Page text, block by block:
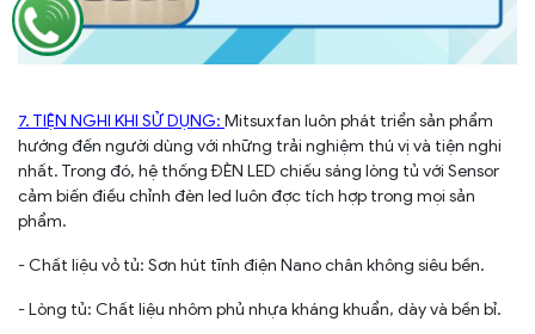
7. TIỆN NGHI KHI SỬ DỤNG: Mitsuxfan luôn phát triển sản phẩm
hướng đến người dùng với những trải nghiệm thú vị và tiện nghi
nhất. Trong đó, hệ thống ĐÈN LED chiếu sáng lòng tủ với Sensor
cảm biến điều chỉnh đèn led luôn đợc tích hợp trong mọi sản
phẩm.
- Chất liệu vỏ tủ: Sơn hút tĩnh điện Nano chân không siêu bền.
- Lòng tủ: Chất liệu nhôm phủ nhựa kháng khuẩn, dày và bền bỉ.